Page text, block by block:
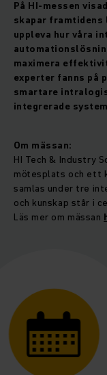
På HI-messen
skapar
uppleva hur våra
maximera
experter fanns på
smartare
integrerade
Om mässan:
HI Tech & Industry
mötesplats och ett
samlas under tre
och kunskap står i
Läs mer om mässan